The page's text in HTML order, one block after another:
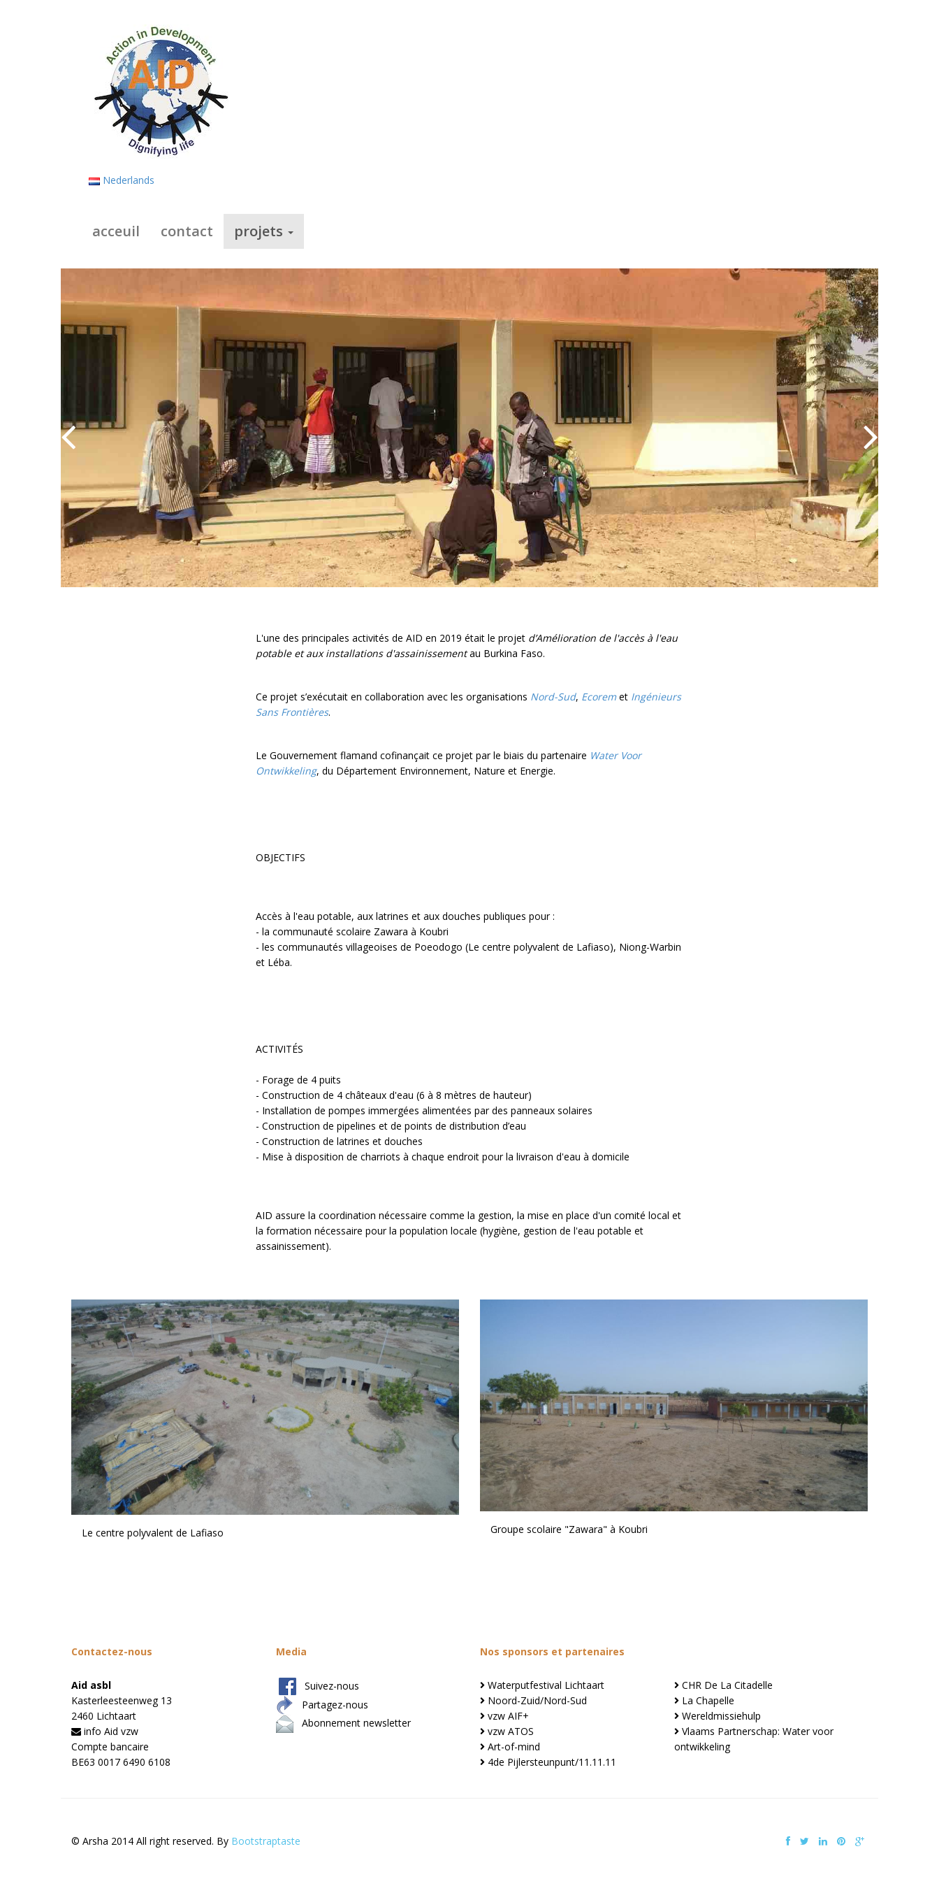
Nederlands
acceuil contact projets
L'une des principales activités de AID en 2019 était le projet d’Amélioration de l'accès à l'eau
potable et aux installations d'assainissementau Burkina Faso.
Ce projet s’exécutait en collaboration avec les organisations Nord-Sud, Ecoremet Ingénieurs
Sans Frontières.
Le Gouvernement flamand cofinançait ce projet par le biais du partenaire Water Voor
Ontwikkeling, du Département Environnement, Nature et Energie.
OBJECTIFS
Accès à l'eau potable, aux latrines et aux douches publiques pour :
- la communauté scolaire Zawara à Koubri
- les communautés villageoises de Poeodogo (Le centre polyvalent de Lafiaso), Niong-Warbin
et Léba.
ACTIVITÉS
- Forage de 4 puits
- Construction de 4 châteaux d'eau (6 à 8 mètres de hauteur)
- Installation de pompes immergées alimentées par des panneaux solaires
- Construction de pipelines et de points de distribution d’eau
- Construction de latrines et douches
- Mise à disposition de charriots à chaque endroit pour la livraison d'eau à domicile
AID assure la coordination nécessaire comme la gestion, la mise en place d'un comité local et
la formation nécessaire pour la population locale (hygiène, gestion de l'eau potable et
assainissement).
Le centre polyvalent de Lafiaso Groupe scolaire "Zawara" à Koubri
Contactez-nous
Aid asbl
Kasterleesteenweg 13
2460 Lichtaart
info Aid vzw
Compte bancaire
BE63 0017 6490 6108
Media
Suivez-nous
Partagez-nous
Abonnement newsletter
Nos sponsors et partenaires
Waterputfestival Lichtaart
Noord-Zuid/Nord-Sud
vzw AIF+
vzw ATOS
Art-of-mind
4de Pijlersteunpunt/11.11.11
CHR De La Citadelle
La Chapelle
Wereldmissiehulp
Vlaams Partnerschap: Water voor
ontwikkeling
© Arsha 2014 All right reserved. By Bootstraptaste